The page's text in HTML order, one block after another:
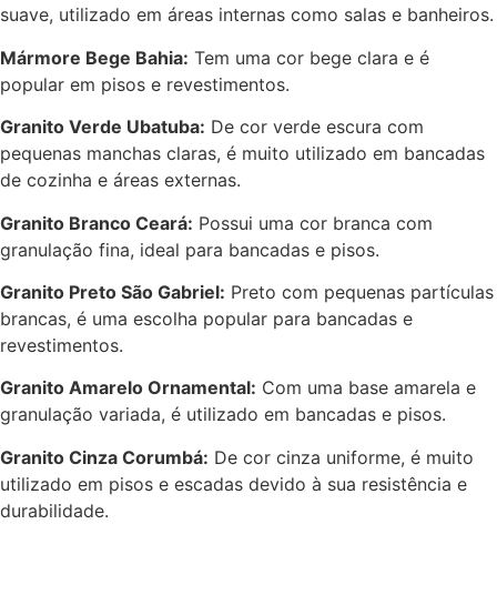
suave, utilizado em áreas internas como salas e banheiros.
Mármore Bege Bahia: Tem uma cor bege clara e é
popular em pisos e revestimentos.
Granito Verde Ubatuba: De cor verde escura com
pequenas manchas claras, é muito utilizado em bancadas
de cozinha e áreas externas.
Granito Branco Ceará: Possui uma cor branca com
granulação fina, ideal para bancadas e pisos.
Granito Preto São Gabriel: Preto com pequenas partículas
brancas, é uma escolha popular para bancadas e
revestimentos.
Granito Amarelo Ornamental: Com uma base amarela e
granulação variada, é utilizado em bancadas e pisos.
Granito Cinza Corumbá: De cor cinza uniforme, é muito
utilizado em pisos e escadas devido à sua resistência e
durabilidade.